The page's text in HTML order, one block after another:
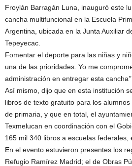
Froylán Barragán Luna, inauguró este
cancha multifuncional en la Escuela
Argentina, ubicada en la Junta Auxiliar
Tepeyecac.
Fomentar el deporte para las niñas y
una de las prioridades. Yo me
administración en entregar esta
Así mismo, dijo que en esta institución
libros de texto gratuito para los
de primaria, y que en total, el
Texmelucan en coordinación con el
165 mil 340 libros a escuelas federales,
En el evento estuvieron presentes los
Refugio Ramírez Madrid; el de Obras